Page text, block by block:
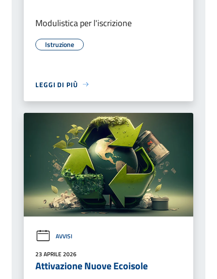
Modulistica per l'iscrizione
Istruzione
LEGGI DI PIÙ
AVVISI
23 APRILE 2026
Attivazione Nuove Ecoisole